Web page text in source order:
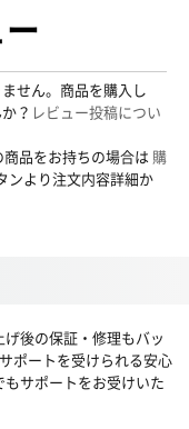
せん。商品を購入し
？ レビュー投稿につい
品をお持ちの場合は 購
ンより注文内容詳細か
後の保証・修理もバッ
ポートを受けられる安心
サポートをお受けいた